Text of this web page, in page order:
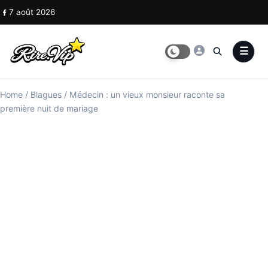
Skip to content
7 août 2026
Home / Blagues / Médecin : un vieux monsieur raconte sa
première nuit de mariage